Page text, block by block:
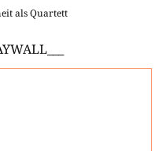
als Quartett